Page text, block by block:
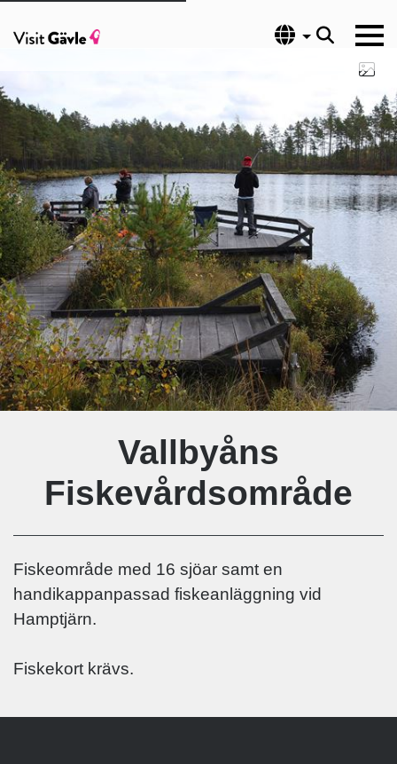
Språk
Vallbyåns
Fiskevårdsområde
Fiskeområde med 16 sjöar samt en
handikappanpassad fiskeanläggning vid
Hamptjärn.
Fiskekort krävs.